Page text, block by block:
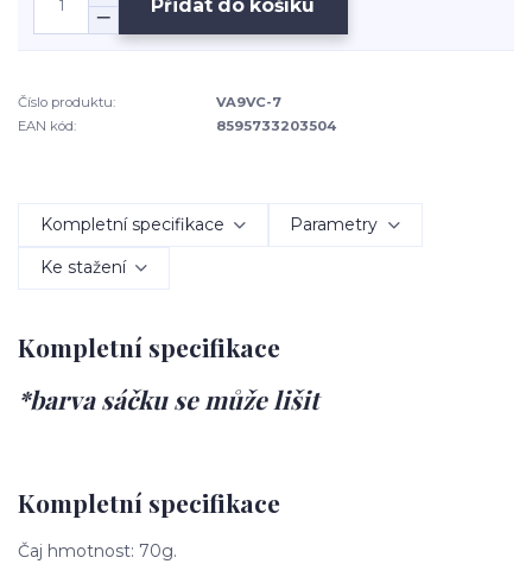
Přidat do košíku
Číslo produktu:
VA9VC-7
EAN kód:
8595733203504
Kompletní specifikace Parametry
Ke stažení
Kompletní specifikace
*barva sáčku se může lišit
Kompletní specifikace
Čaj hmotnost: 70g.